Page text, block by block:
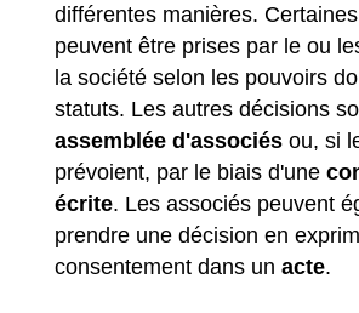
différentes manières.
peuvent être prises par le ou
la société selon les pouvoirs
statuts. Les autres décisions
assemblée d'associés ou, si
prévoient, par le biais d'une
écrite. Les associés peuvent
prendre une décision en
consentement dans un acte.